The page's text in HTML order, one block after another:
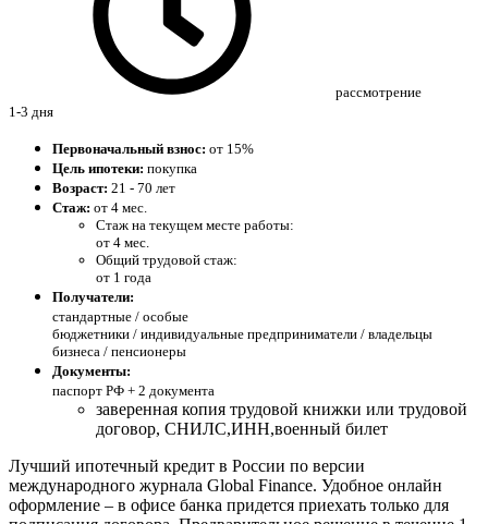
рассмотрение
1-3 дня
Первоначальный взнос: от 15%
Цель ипотеки: покупка
Возраст: 21 - 70 лет
Стаж: от 4 мес.
Стаж на текущем месте работы:
от 4 мес.
Общий трудовой стаж:
от 1 года
Получатели:
стандартные / особые
бюджетники / индивидуальные предприниматели / владельцы
бизнеса / пенсионеры
Документы:
паспорт РФ + 2 документа
заверенная копия трудовой книжки или трудовой
договор, СНИЛС,ИНН,военный билет
Лучший ипотечный кредит в России по версии
международного журнала Global Finance. Удобное онлайн
оформление – в офисе банка придется приехать только для